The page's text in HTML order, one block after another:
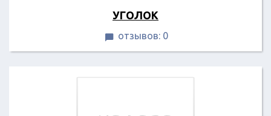
УГОЛОК
 отзывов: 0